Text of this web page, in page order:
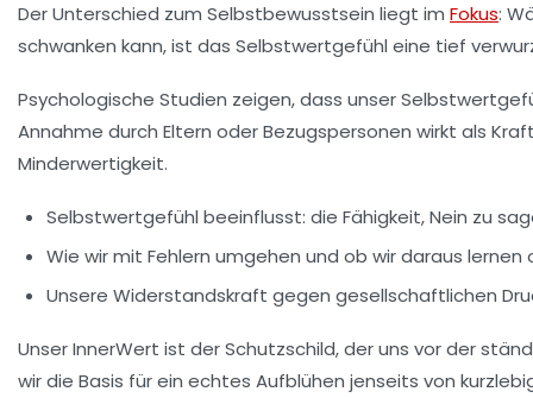
Der Unterschied zum Selbstbewusstsein liegt im Fokus:
schwanken kann, ist das Selbstwertgefühl eine tief
Psychologische Studien zeigen, dass unser
Annahme durch Eltern oder Bezugspersonen wirkt als
Minderwertigkeit.
Selbstwertgefühl beeinflusst: die Fähigkeit, Nein zu
Wie wir mit Fehlern umgehen und ob wir daraus
Unsere Widerstandskraft gegen gesellschaftlichen
Unser InnerWert ist der Schutzschild, der uns vor der
wir die Basis für ein echtes Aufblühen jenseits von